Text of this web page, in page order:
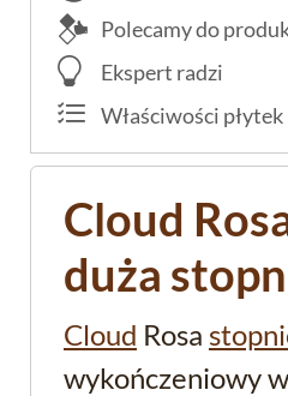
Polecamy do
Ekspert radzi
Właściwości płytek
Cloud
duża
Cloud Rosa
wykończeniowy